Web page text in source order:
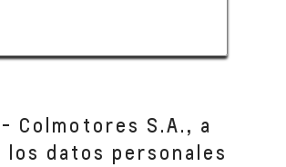
Colmotores S.A., a
datos personales